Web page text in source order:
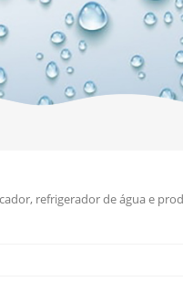
refrigerador de água e